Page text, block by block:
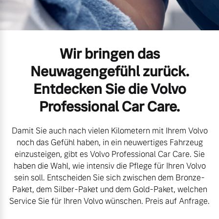
Mild-Hybrid
Geschäftskunden
Editionsmodelle
Konnektivität
Volvo Gebrauchtwagenbörse
Volvo kauft Ihr Auto
Aktuelle Zubehörangebote
Zubehörkatalog
Service by Volvo
Sie erhalten bei uns eine
Kontakt und Anfahrt
Wir bringen das
Neuwagengefühl zurück.
Entdecken Sie die Volvo
Professional Car Care.
Damit Sie auch nach vielen Kilometern mit Ihrem Volvo
noch das Gefühl haben, in ein neuwertiges Fahrzeug
einzusteigen, gibt es Volvo Professional Car Care. Sie
haben die Wahl, wie intensiv die Pflege für Ihren Volvo
sein soll. Entscheiden Sie sich zwischen dem Bronze-
Paket, dem Silber-Paket und dem Gold-Paket, welchen
Service Sie für Ihren Volvo wünschen. Preis auf Anfrage.